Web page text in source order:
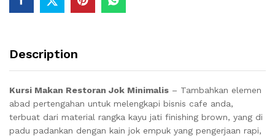
Description
Kursi Makan Restoran Jok Minimalis – Tambahkan elemen
abad pertengahan untuk melengkapi bisnis cafe anda,
terbuat dari material rangka kayu jati finishing brown, yang di
padu padankan dengan kain jok empuk yang pengerjaan rapi,